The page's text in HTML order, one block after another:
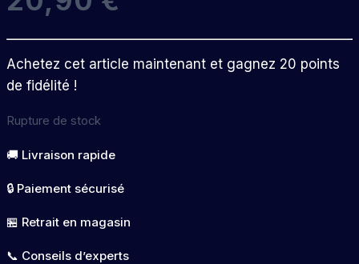
Achetez cet article maintenant et gagnez 20 points
de fidélité !
Rupture de stock
🚚 Livraison rapide
🔒 Paiement sécurisé
🏪 Retrait en magasin
📞 Conseils d’experts